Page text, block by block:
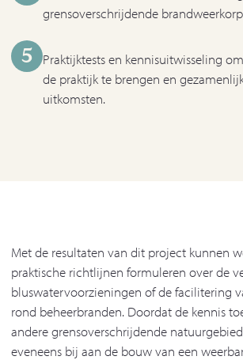
grensoverschrijdende
5
Praktijktests en kennisuitwisseling
de praktijk te brengen en
uitkomsten.
Met de resultaten van dit project kunnen
praktische richtlijnen formuleren over de
bluswatervoorzieningen of de facilitering
rond beheerbranden. Doordat de kennis
andere grensoverschrijdende
eveneens bij aan de bouw van een